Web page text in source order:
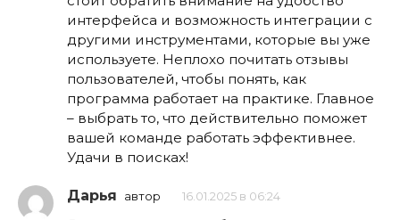
интерфейса и возможность интеграции с
другими инструментами, которые вы уже
используете. Неплохо почитать отзывы
пользователей, чтобы понять, как
программа работает на практике. Главное
– выбрать то, что действительно поможет
вашей команде работать эффективнее.
Удачи в поисках!
Дарья автор 16.01.2025 в 06:24